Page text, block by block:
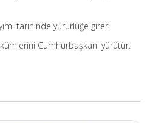
tarihinde yürürlüğe girer.
Cumhurbaşkanı yürütür.